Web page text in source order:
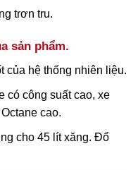
trơn tru.
sản phẩm.
của hệ thống nhiên liệu.
có công suất cao, xe
cao.
cho 45 lít xăng. Đổ